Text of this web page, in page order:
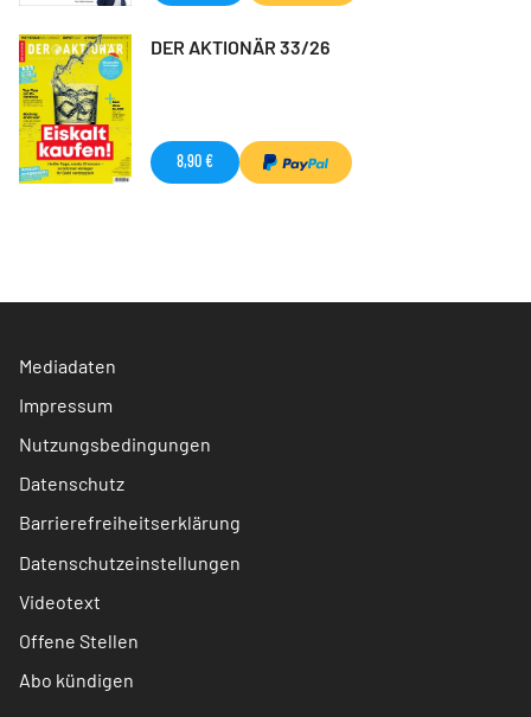
DER AKTIONÄR 33/26
8,90 €
Mediadaten
Impressum
Nutzungsbedingungen
Datenschutz
Barrierefreiheitserklärung
Datenschutzeinstellungen
Videotext
Offene Stellen
Abo kündigen